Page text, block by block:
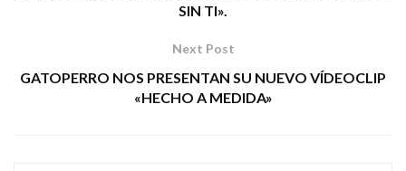
SIN TI».
Next Post
GATOPERRO NOS PRESENTAN SU NUEVO VÍDEOCLIP
«HECHO A MEDIDA»